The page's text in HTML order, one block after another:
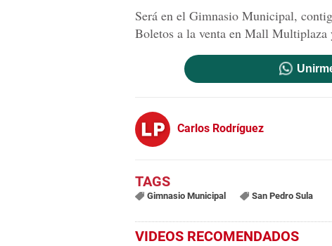
Será en el Gimnasio Municipal,
Boletos a la venta en Mall
Carlos Rodríguez
Gimnasio Municipal San Pedro Sula
VIDEOS RECOMENDADOS